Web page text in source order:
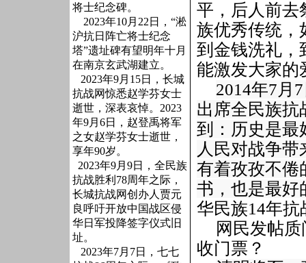
将士纪念碑。
2023年10月22日，“淞
沪抗日阵亡将士纪念
塔”遗址碑有望明年十月
在南京玄武湖建立。
2023年9月15日，长城
抗战网惊悉赵学芬女士
逝世，深表哀悼。2023
年9月6日，赵登禹将军
之女赵学芬女士逝世，
享年90岁。
2023年9月9日，全民族
抗战胜利78周年之际，
长城抗战网创办人贾元
良呼吁开放中国战区侵
华日军投降签字仪式旧
址。
2023年7月7日，七七
平，后人前去
族优秀传统，
到金钱洗礼，
能激发大家的
2014年7 月 7
出席全民族抗
到：历史是最
人民对战争
有着孜孜不倦
书，也是最好
华民族14年抗
网民发帖
收门票？